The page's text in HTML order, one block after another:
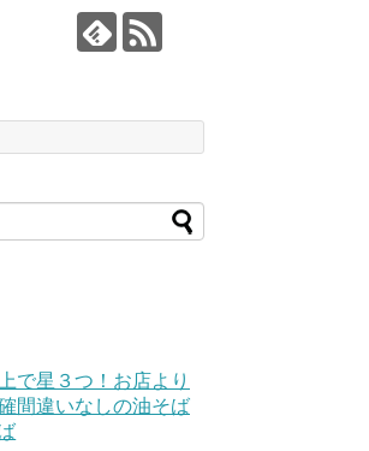
で星３つ！お店より
間違いなしの油そば